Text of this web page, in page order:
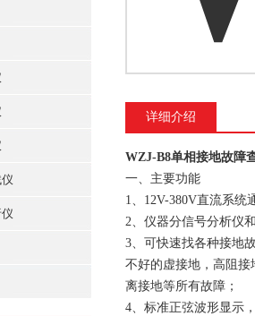
详细介绍
WZJ-B8单相接地故障
一、主要功能
1、12V-380V直流系统
2、仪器分信号分析仪
3、可快速找各种接地
不好的虚接地，高阻
离接地等所有故障；
4、标准正弦波形显示